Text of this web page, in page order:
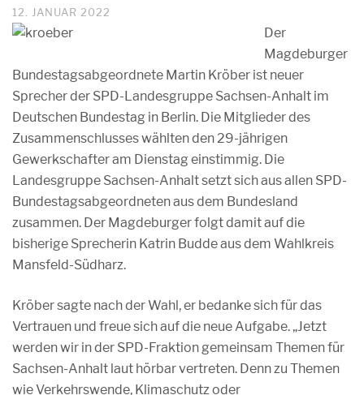
12. JANUAR 2022
Der
Magdeburger
Bundestagsabgeordnete Martin Kröber ist neuer
Sprecher der SPD-Landesgruppe Sachsen-Anhalt im
Deutschen Bundestag in Berlin. Die Mitglieder des
Zusammenschlusses wählten den 29-jährigen
Gewerkschafter am Dienstag einstimmig. Die
Landesgruppe Sachsen-Anhalt setzt sich aus allen SPD-
Bundestagsabgeordneten aus dem Bundesland
zusammen. Der Magdeburger folgt damit auf die
bisherige Sprecherin Katrin Budde aus dem Wahlkreis
Mansfeld-Südharz.
Kröber sagte nach der Wahl, er bedanke sich für das
Vertrauen und freue sich auf die neue Aufgabe. „Jetzt
werden wir in der SPD-Fraktion gemeinsam Themen für
Sachsen-Anhalt laut hörbar vertreten. Denn zu Themen
wie Verkehrswende, Klimaschutz oder